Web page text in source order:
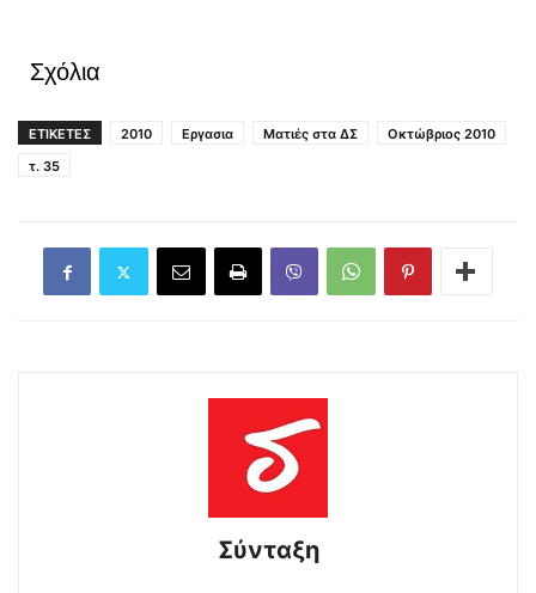
Σχόλια
ΕΤΙΚΕΤΕΣ 2010 Εργασια Ματιές στα ΔΣ
Οκτώβριος 2010
τ. 35
Σύνταξη